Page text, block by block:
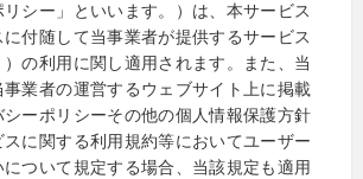
リシー」といいます。）は、本サービス
に付随して当事業者が提供するサービス
の利用に関し適用されます。また、当
業者の運営するウェブサイト上に掲載
ーポリシーその他の個人情報保護方針
スに関する利用規約等においてユーザー
ついて規定する場合、当該規定も適用